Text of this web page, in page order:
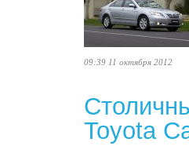
09:39 11 октября 2012
Toyota